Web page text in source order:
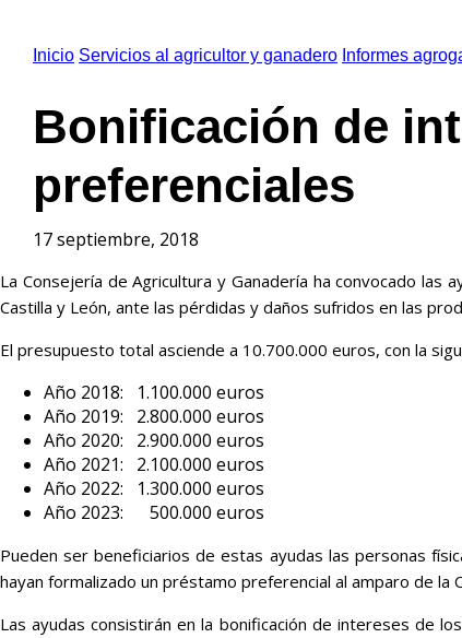
Inicio Servicios al agricultor y ganadero Informes
Bonificación de
preferenciales
17 septiembre, 2018
La Consejería de Agricultura y Ganadería ha convocado
Castilla y León, ante las pérdidas y daños sufridos en las
El presupuesto total asciende a 10.700.000 euros, con la
Año 2018: 1.100.000 euros
Año 2019: 2.800.000 euros
Año 2020: 2.900.000 euros
Año 2021: 2.100.000 euros
Año 2022: 1.300.000 euros
Año 2023: 500.000 euros
Pueden ser beneficiarios de estas ayudas las personas
hayan formalizado un préstamo preferencial al amparo de la
Las ayudas consistirán en la bonificación de intereses de